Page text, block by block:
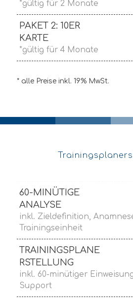
*gültig für 2 Monate
PAKET 2: 10ER
KARTE
*gültig für 4 Monate
* alle Preise inkl. 19% MwSt.
60-MINÜTIGE
ANALYSE
inkl. Zieldefinition,
Trainingseinheit
TRAININGSPLANE
RSTELLUNG
inkl. 60-minütiger
Support